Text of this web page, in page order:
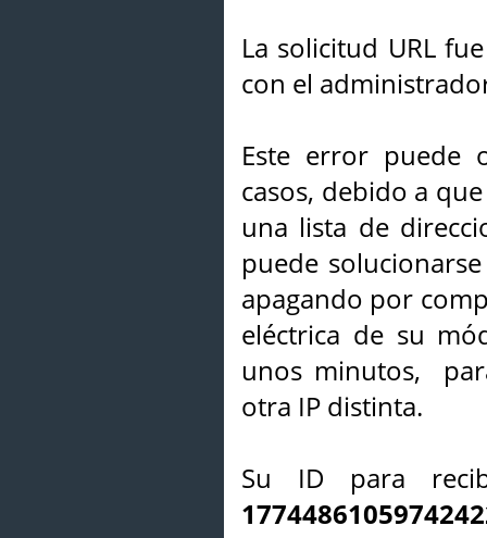
La solicitud URL
con el
Este error puede
casos, debido a
una lista de
puede
apagando por
eléctrica de su
unos minutos,
otra IP distinta.
Su ID para